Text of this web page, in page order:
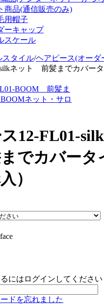
商品(通信販売のみ)
用帽子
ーキャップ
スケール
スタイル/ヘアピース(オーダ
ネット 前髪までカバー
12-FL01-
でカバータ
）
にはログインしてください
ドを忘れました